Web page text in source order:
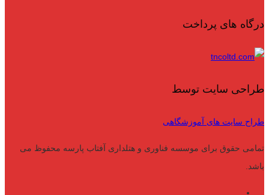
درگاه های پرداخت
طراحی سایت توسط
طراح سایت های آموزشگاهی
تمامی حقوق برای موسسه فناوری و هتلداری آفتاب پارسه محفوظ می
باشد.